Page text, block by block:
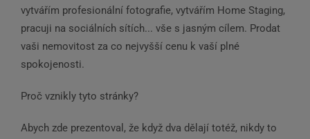
vytvářím profesionální fotografie, vytvářím Home Staging,
pracuji na sociálních sítích... vše s jasným cílem. Prodat
vaši nemovitost za co nejvyšší cenu k vaší plné
spokojenosti.
Proč vznikly tyto stránky?
Abych zde prezentoval, že když dva dělají totéž, nikdy to